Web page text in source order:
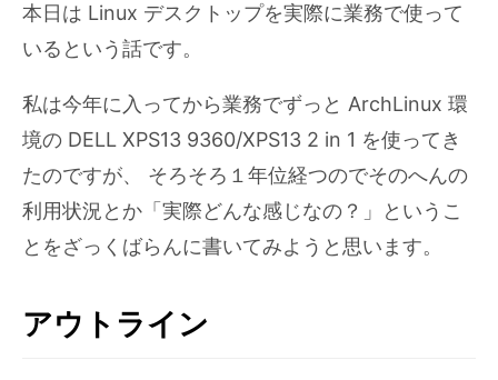
本日は Linux デスクトップを実際に業務で使って
いるという話です。
私は今年に入ってから業務でずっと ArchLinux 環
境の DELL XPS13 9360/XPS13 2 in 1 を使ってき
たのですが、 そろそろ１年位経つのでそのへんの
利用状況とか「実際どんな感じなの？」というこ
とをざっくばらんに書いてみようと思います。
アウトライン